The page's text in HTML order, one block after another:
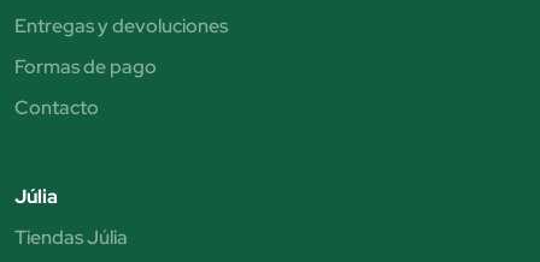
Entregas y devoluciones
Formas de pago
Contacto
Júlia
Tiendas Júlia